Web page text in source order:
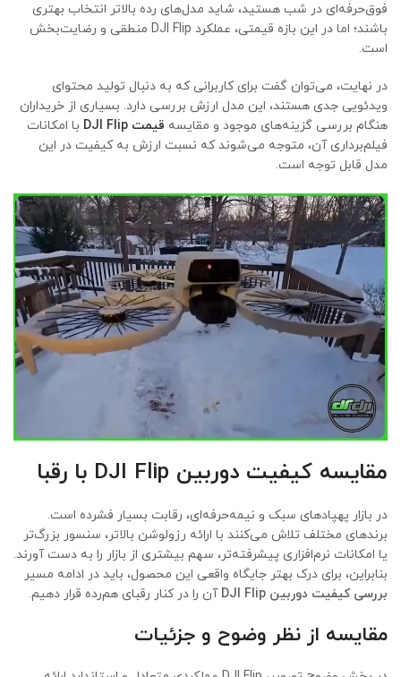
فوق‌حرفه‌ای در شب هستید، شاید مدل‌های رده بالاتر انتخاب بهتری
باشند؛ اما در این بازه قیمتی، عملکرد DJI Flip منطقی و رضایت‌بخش
است.
در نهایت، می‌توان گفت برای کاربرانی که به دنبال تولید محتوای
ویدئویی جدی هستند، این مدل ارزش بررسی دارد. بسیاری از خریداران
هنگام بررسی گزینه‌های موجود و مقایسه قیمت DJI Flip
با امکانات
فیلم‌برداری آن، متوجه می‌شوند که نسبت ارزش به کیفیت در این
مدل قابل توجه است.
مقایسه کیفیت دوربین DJI Flip با رقبا
در بازار پهپادهای سبک و نیمه‌حرفه‌ای، رقابت بسیار فشرده است.
برندهای مختلف تلاش می‌کنند با ارائه رزولوشن بالاتر، سنسور بزرگ‌تر
یا امکانات نرم‌افزاری پیشرفته‌تر، سهم بیشتری از بازار را به دست آورند.
بنابراین، برای درک بهتر جایگاه واقعی این محصول، باید در ادامه مسیر
بررسی کیفیت دوربین DJI Flip
آن را در کنار رقبای هم‌رده قرار دهیم.
مقایسه از نظر وضوح و جزئیات